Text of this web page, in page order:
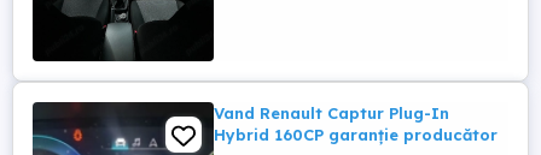
Vand Renault Captur Plug-In
Hybrid 160CP garanție producător